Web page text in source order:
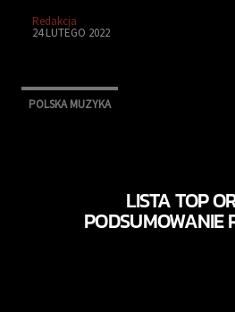
Redakcja
24 LUTEGO 2022
POLSKA MUZYKA
LISTA TOP
PODSUMOWANIE